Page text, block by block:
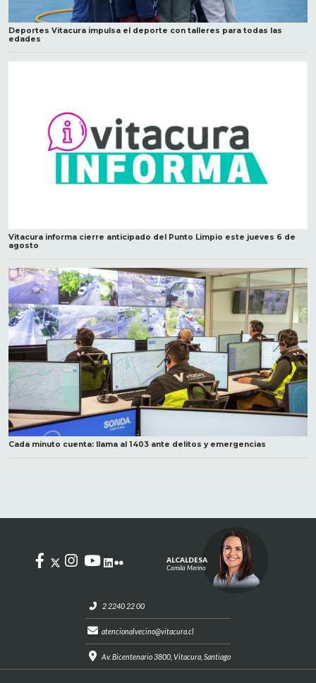
Deportes Vitacura impulsa el deporte con talleres para todas las
edades
Vitacura informa cierre anticipado del Punto Limpio este jueves 6 de
agosto
Cada minuto cuenta: llama al 1403 ante delitos y emergencias
2 2240 22 00
atencionalvecino@vitacura.cl
Av. Bicentenario 3800, Vitacura, Santiago
ALCALDESA
Camila Merino